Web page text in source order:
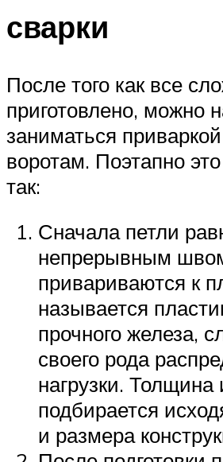
сварки
После того как все
приготовлено, можно
заниматься
воротам. Поэтапно
так:
Сначала петли
непрерывным
привариваются к
называется
прочного железа,
своего рода
нагрузки.
подбирается
и размера